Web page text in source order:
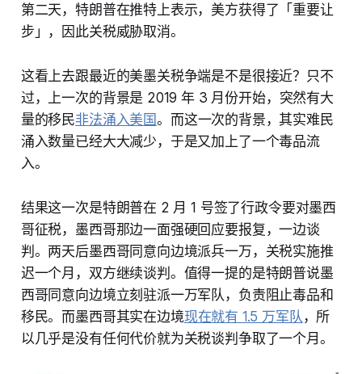
第二天，特朗普在推特上表示，美方获得了「重要让
步」，因此关税威胁取消。
这看上去跟最近的美墨关税争端是不是很接近？只不
过，上一次的背景是 2019 年 3 月份开始，突然有大
量的移民非法涌入美国。而这一次的背景，其实难民
涌入数量已经大大减少，于是又加上了一个毒品流
入。
结果这一次是特朗普在 2 月 1 号签了行政令要对墨西
哥征税，墨西哥那边一面强硬回应要报复，一边谈
判。两天后墨西哥同意向边境派兵一万，关税实施推
迟一个月，双方继续谈判。值得一提的是特朗普说墨
西哥同意向边境立刻驻派一万军队，负责阻止毒品和
移民。而墨西哥其实在边境现在就有 1.5 万军队 ，所
以几乎是没有任何代价就为关税谈判争取了一个月。